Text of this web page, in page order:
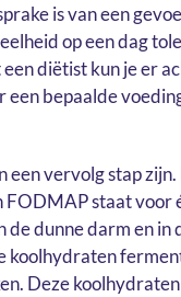
is van een
op een dag
diëtist kun je er
een bepaalde
vervolg stap
staat voor
de dunne darm en
koolhydraten
Deze